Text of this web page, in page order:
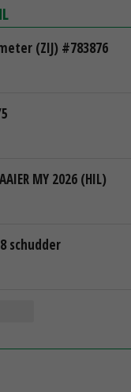
(ZIJ) #783876
MY 2026 (HIL)
schudder